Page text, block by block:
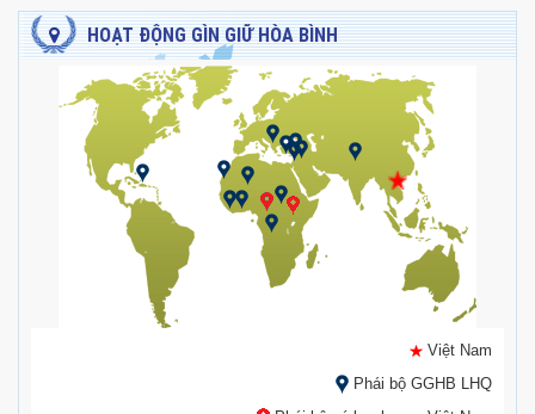
HOẠT ĐỘNG GÌN GIỮ HÒA BÌNH
Việt Nam
Phái bộ GGHB LHQ